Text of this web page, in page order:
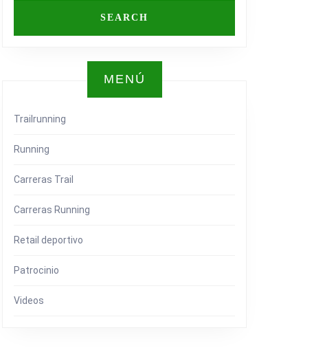
MENÚ
Trailrunning
Running
Carreras Trail
Carreras Running
Retail deportivo
Patrocinio
Videos